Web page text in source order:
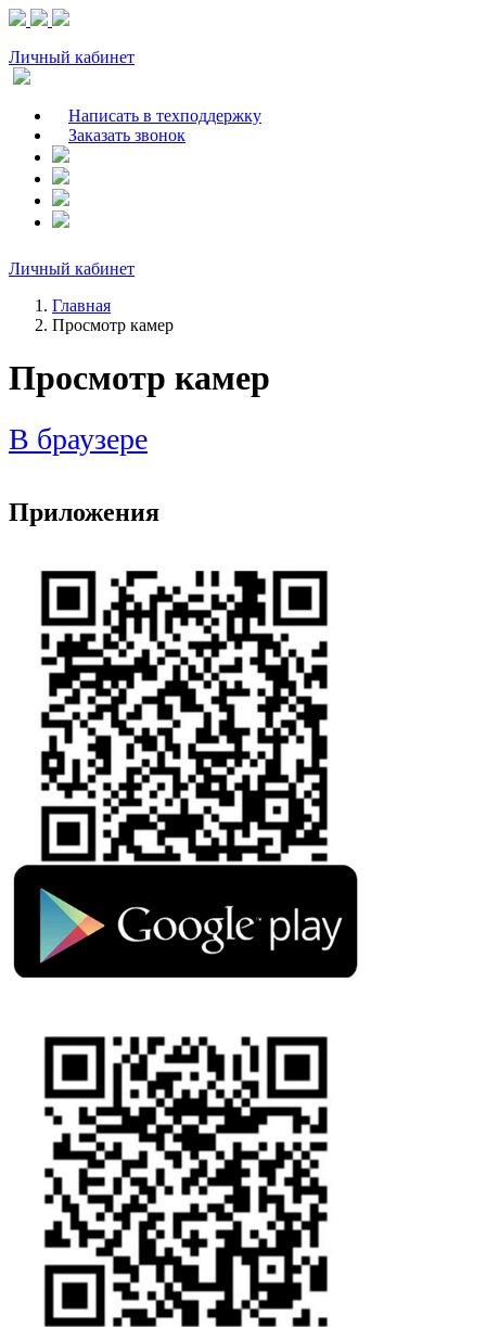
Личный кабинет
Написать в техподдержку
Заказать звонок
Личный кабинет
Главная
Просмотр камер
Просмотр камер
В браузере
Приложения